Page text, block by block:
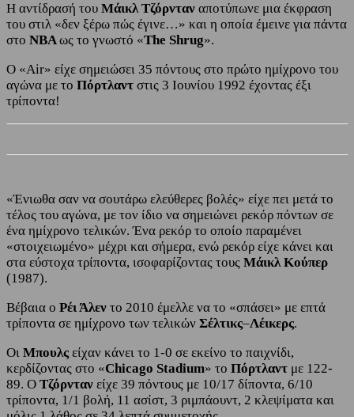
Η αντίδρασή του Μάικλ Τζόρνταν αποτύπωνε μια έκφραση
του στιλ «δεν ξέρω πώς έγινε…» και η οποία έμεινε για πάντα
στο ΝΒΑως το γνωστό «The Shrug».
Ο «Air» είχε σημειώσει 35 πόντους στο πρώτο ημίχρονο του
αγώνα με το Πόρτλαντ στις 3 Ιουνίου 1992 έχοντας έξι
τρίποντα!
«Ένιωθα σαν να σουτάρω ελεύθερες βολές» είχε πει μετά το
τέλος του αγώνα, με τον ίδιο να σημειώνει ρεκόρ πόντων σε
ένα ημίχρονο τελικών. Ένα ρεκόρ το οποίο παραμένει
«στοιχειωμένο» μέχρι και σήμερα, ενώ ρεκόρ είχε κάνει και
στα εύστοχα τρίποντα, ισοφαρίζοντας τους Μάικλ Κούπερ
(1987).
Βέβαια ο Ρέι Άλεν το 2010 έμελλε να το «σπάσει» με επτά
τρίποντα σε ημίχρονο των τελικών Σέλτικς–Λέικερς.
Οι Μπουλς είχαν κάνει το 1-0 σε εκείνο το παιχνίδι,
κερδίζοντας στο «Chicago Stadium» το Πόρτλαντ με 122-
89. Ο Τζόρνταν είχε 39 πόντους με 10/17 δίποντα, 6/10
τρίποντα, 1/1 βολή, 11 ασίστ, 3 ριμπάουντ, 2 κλεψίματα και